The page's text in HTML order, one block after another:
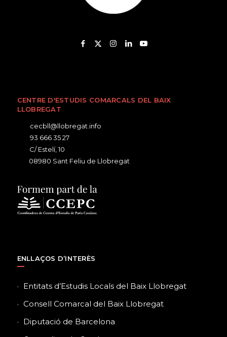
CENTRE D'ESTUDIS COMARCALS DEL BAIX
LLOBREGAT
cecbll@llobregat.info
93 666 35 27
C/ Estelí, 10
08980 Sant Feliu de Llobregat
ENLLAÇOS D’INTERÈS
Entitats d’Estudis Locals del Baix Llobregat
Consell Comarcal del Baix Llobregat
Diputació de Barcelona